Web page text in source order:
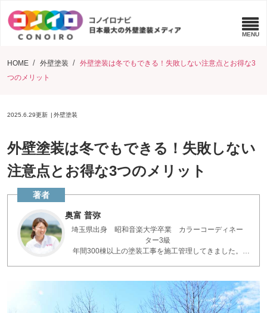
HOME 外壁塗装
外壁塗装は冬でもできる！失敗しない注意点とお得な3
つのメリット
2025.6.29更新 外壁塗装
外壁塗装は冬でもできる！失敗しない
注意点とお得な3つのメリット
奥富 普弥
埼玉県出身 昭和音楽大学卒業 カラーコーディネー
ター3級
年間300棟以上の塗装工事を施工管理してきました。